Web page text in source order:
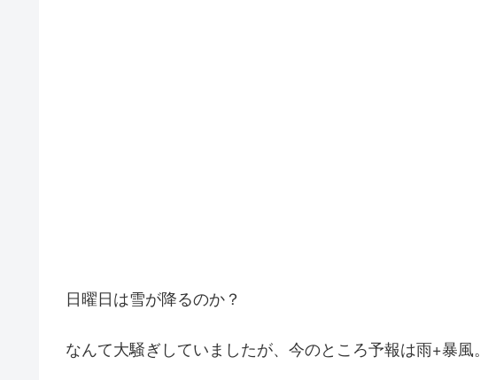
日曜日は雪が降るのか？
なんて大騒ぎしていましたが、今のところ予報は雨+暴風。